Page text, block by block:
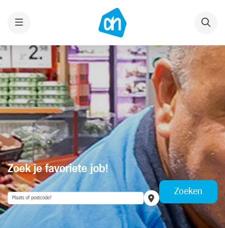
Menu
Zoek je favoriete job!
Zoeken